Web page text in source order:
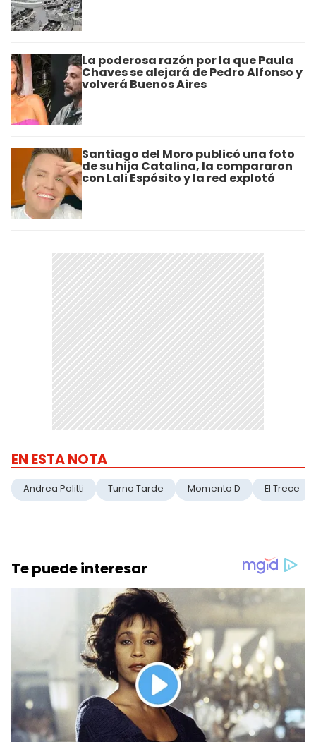
La poderosa razón por la que Paula
Chaves se alejará de Pedro Alfonso y
volverá Buenos Aires
Santiago del Moro publicó una foto
de su hija Catalina, la compararon
con Lali Espósito y la red explotó
EN ESTA NOTA
Andrea Politti Turno Tarde Momento D El Trece